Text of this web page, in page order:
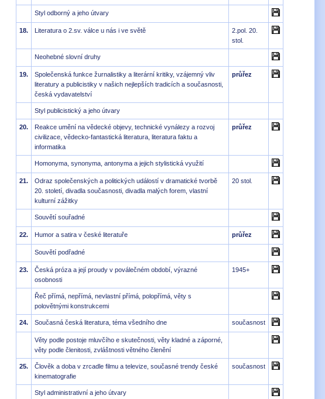
Styl odborný a jeho útvary
18. Literatura o 2.sv. válce u nás i ve světě
2.pol. 20.
stol.
Neohebné slovní druhy
19.
Společenská funkce žurnalistiky a literární kritiky, vzájemný vliv
literatury a publicistiky v našich nejlepších tradicích a současnosti,
česká vydavatelství
průřez
Styl publicistický a jeho útvary
20.
Reakce umění na vědecké objevy, technické vynálezy a rozvoj
civilizace, vědecko-fantastická literatura, literatura faktu a
informatika
průřez
Homonyma, synonyma, antonyma a jejich stylistická využití
21.
Odraz společenských a politických událostí v dramatické tvorbě
20. století, divadla současnosti, divadla malých forem, vlastní
kulturní zážitky
20 stol.
Souvětí souřadné
22. Humor a satira v české literatuře průřez
Souvětí podřadné
23.
Česká próza a její proudy v poválečném období, výrazné
osobnosti
1945+
Řeč přímá, nepřímá, nevlastní přímá, polopřímá, věty s
polovětnými konstrukcemi
24. Současná česká literatura, téma všedního dne současnost
Věty podle postoje mluvčího e skutečnosti, věty kladné a záporné,
věty podle členitosti, zvláštnosti větného členění
25.
Člověk a doba v zrcadle filmu a televize, současné trendy české
kinematografie
současnost
Styl administrativní a jeho útvary